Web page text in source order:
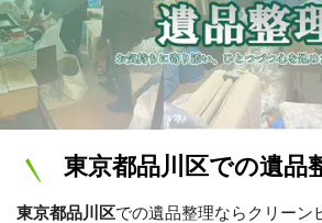
東京都品川区での遺品
東京都品川区での遺品整理ならクリーン